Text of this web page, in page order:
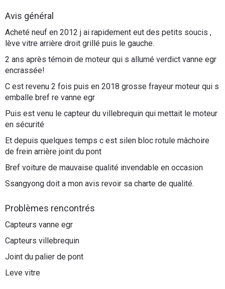
Marques
Avis général
Acheté neuf en 2012 j ai rapidement eut des petits soucis ,
lève vitre arrière droit grillé puis le gauche.
2 ans après témoin de moteur qui s allumé verdict vanne egr
encrassée!
C est revenu 2 fois puis en 2018 grosse frayeur moteur qui s
emballe bref re vanne egr
Puis est venu le capteur du villebrequin qui mettait le moteur
en sécurité
Et depuis quelques temps c est silen bloc rotule mâchoire
de frein arrière joint du pont
Bref voiture de mauvaise qualité invendable en occasion
Ssangyong doit a mon avis revoir sa charte de qualité.
Problèmes rencontrés
Capteurs vanne egr
Capteurs villebrequin
Joint du palier de pont
Leve vitre